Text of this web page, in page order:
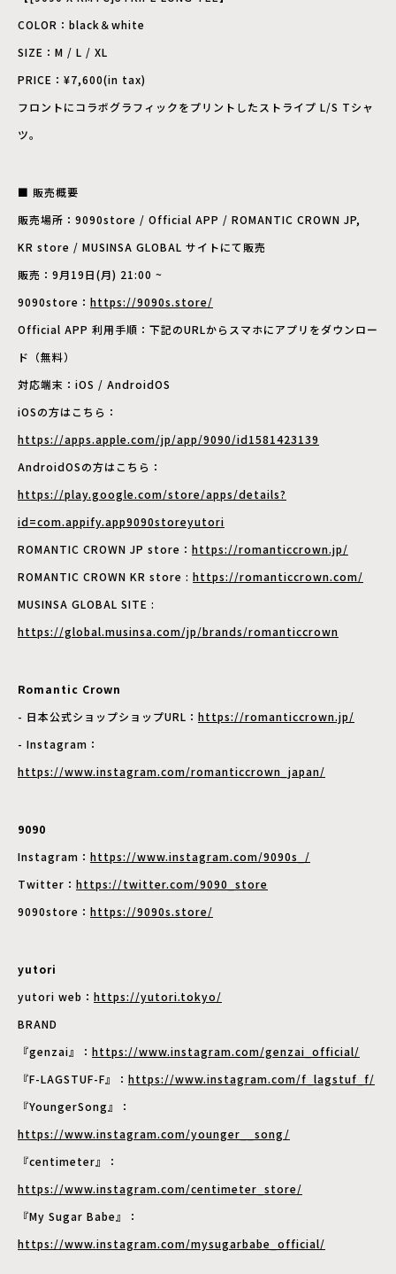
COLOR：black＆white
SIZE：M / L / XL
PRICE：¥7,600(in tax)
フロントにコラボグラフィックをプリントしたストライプ L/S Tシャ
ツ。
■ 販売概要
販売場所：9090store / Official APP / ROMANTIC CROWN JP,
KR store / MUSINSA GLOBAL サイトにて販売
販売：9月19日(月) 21:00 ~
9090store： https://9090s.store/
Official APP 利用手順：下記のURLからスマホにアプリをダウンロー
ド（無料）
対応端末：iOS / AndroidOS
iOSの方はこちら：
https://apps.apple.com/jp/app/9090/id1581423139
AndroidOSの方はこちら：
https://play.google.com/store/apps/details?
id=com.appify.app9090storeyutori
ROMANTIC CROWN JP store： https://romanticcrown.jp/
ROMANTIC CROWN KR store : https://romanticcrown.com/
MUSINSA GLOBAL SITE :
https://global.musinsa.com/jp/brands/romanticcrown
Romantic Crown
- 日本公式ショップショップURL： https://romanticcrown.jp/
- Instagram：
https://www.instagram.com/romanticcrown_japan/
9090
Instagram： https://www.instagram.com/9090s_/
Twitter： https://twitter.com/9090_store
9090store： https://9090s.store/
yutori
yutori web： https://yutori.tokyo/
BRAND
『genzai』： https://www.instagram.com/genzai_official/
『F-LAGSTUF-F』： https://www.instagram.com/f_lagstuf_f/
『YoungerSong』：
https://www.instagram.com/younger__song/
『centimeter』：
https://www.instagram.com/centimeter_store/
『My Sugar Babe』：
https://www.instagram.com/mysugarbabe_official/